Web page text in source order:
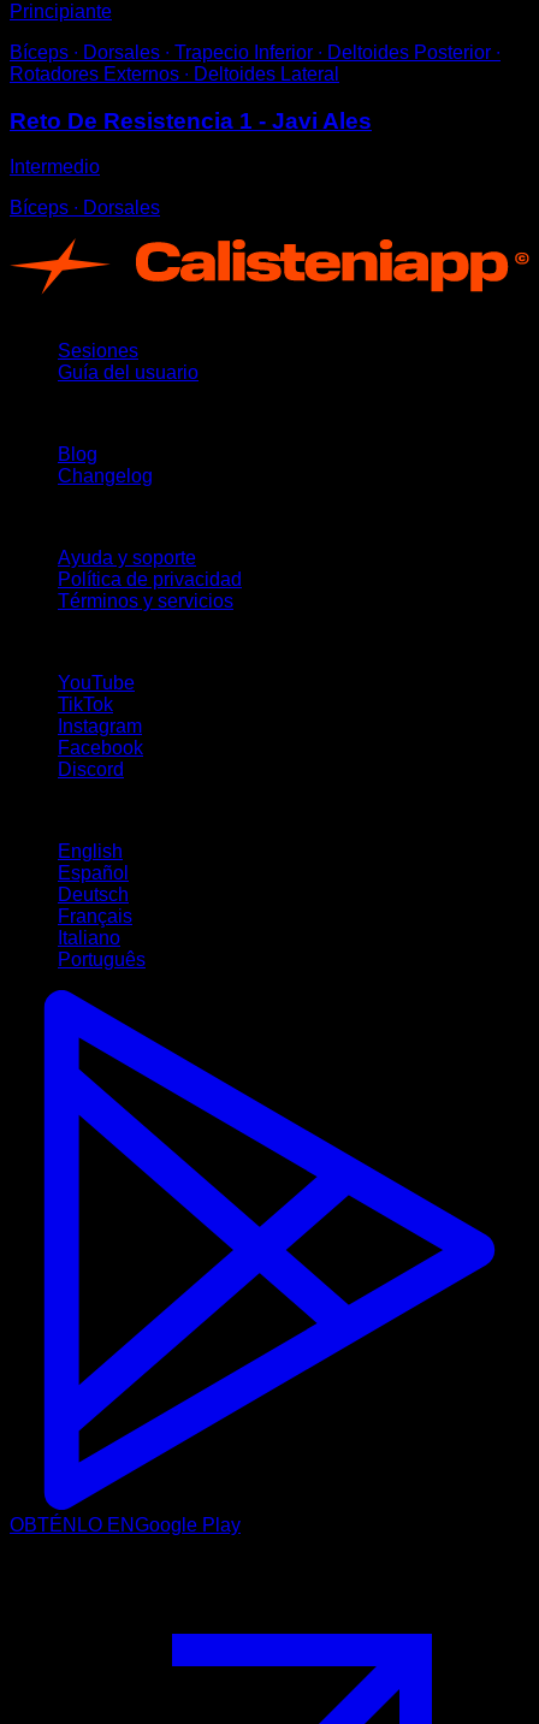
Principiante
Bíceps ∙ Dorsales ∙ Trapecio Inferior ∙ Deltoides Posterior ∙
Rotadores Externos ∙ Deltoides Lateral
Reto De Resistencia 1 - Javi Ales
Intermedio
Bíceps ∙ Dorsales
Sesiones
Guía del usuario
Blog
Changelog
Ayuda y soporte
Política de privacidad
Términos y servicios
YouTube
TikTok
Instagram
Facebook
Discord
English
Español
Deutsch
Français
Italiano
Português
OBTÉNLO ENGoogle Play